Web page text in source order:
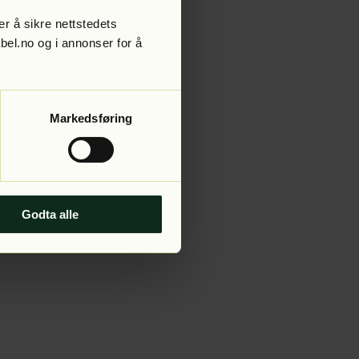
å sikre nettstedets
og i annonser for å
Markedsføring
Godta alle